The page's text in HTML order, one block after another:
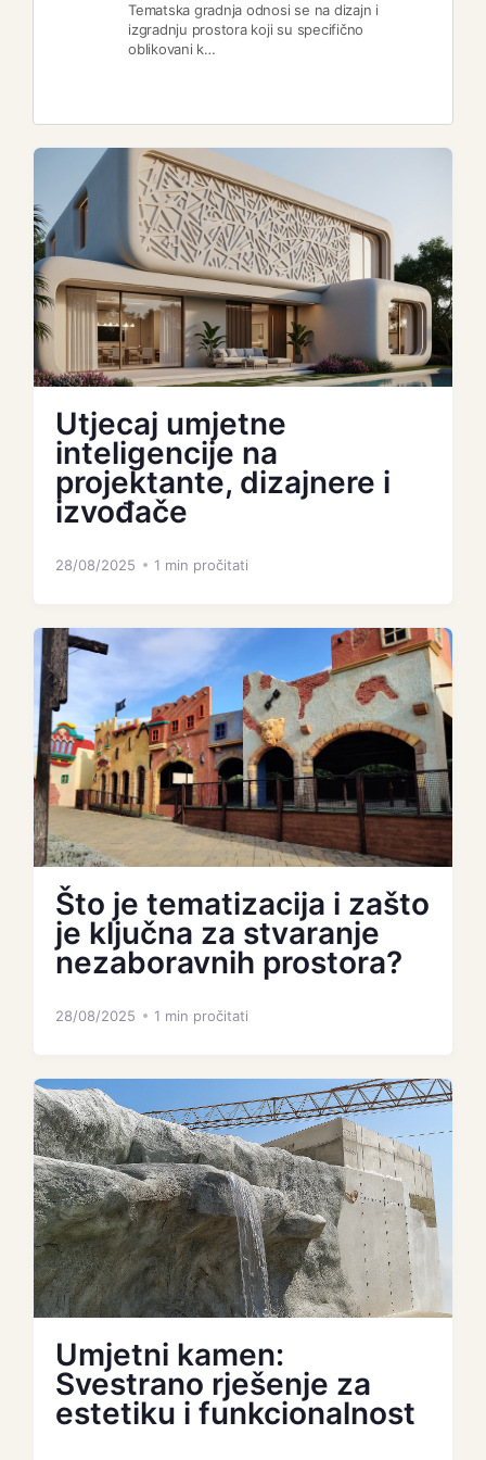
Tematska gradnja odnosi se na dizajn i
izgradnju prostora koji su specifično
oblikovani k…
Utjecaj umjetne
inteligencije na
projektante, dizajnere i
izvođače
28/08/2025 1 min pročitati
Što je tematizacija i zašto
je ključna za stvaranje
nezaboravnih prostora?
28/08/2025 1 min pročitati
Umjetni kamen:
Svestrano rješenje za
estetiku i funkcionalnost